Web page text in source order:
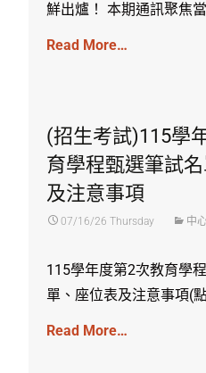
鮮出爐！ 本期通訊聚焦當
Read More…
(招生考試)115學
育學程甄選筆試
及注意事項
07/16/26 Thursday 中
115學年度第2次教育學
單、座位表及注意事項(
Read More…